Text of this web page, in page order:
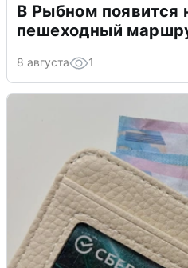
В Рыбном появится
пешеходный
8 августа 1